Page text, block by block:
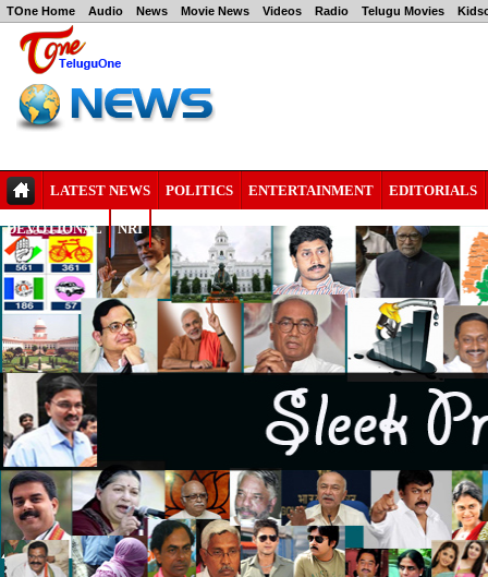
TOne Home Audio News Movie News Videos Radio Telugu Movies
LATEST NEWS POLITICS ENTERTAINMENT EDITORIALS
DEVOTIONAL NRI